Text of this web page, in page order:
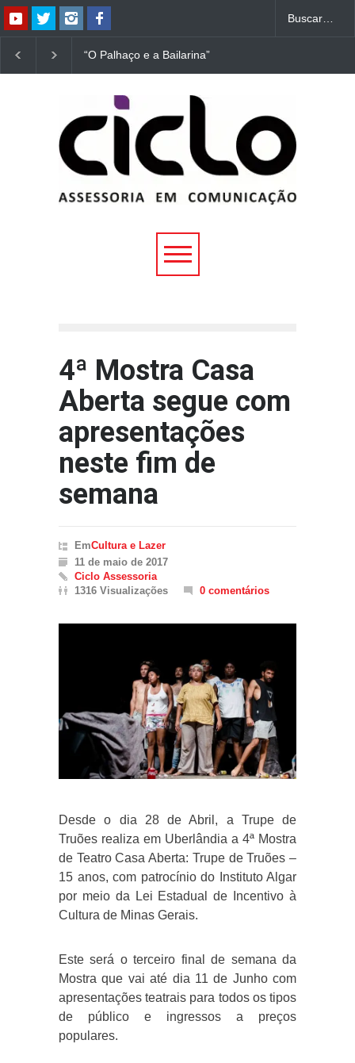
“O Palhaço e a Bailarina”
estreia hoje (1º) em
Uberlândia
Uberlândia
4ª Mostra Casa
Aberta segue com
apresentações
neste fim de
semana
EmCultura e Lazer
11 de maio de 2017
Ciclo Assessoria
1316 Visualizações
0 comentários
Desde o dia 28 de Abril, a Trupe de
Truões realiza em Uberlândia a 4ª Mostra
de Teatro Casa Aberta: Trupe de Truões –
15 anos, com patrocínio do Instituto Algar
por meio da Lei Estadual de Incentivo à
Cultura de Minas Gerais.
Este será o terceiro final de semana da
Mostra que vai até dia 11 de Junho com
apresentações teatrais para todos os tipos
de público e ingressos a preços
populares.